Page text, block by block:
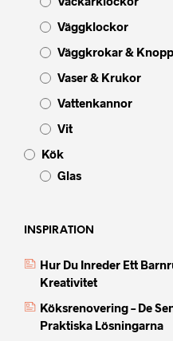
Väggklockor
Väggkrokar &
Vaser & Krukor
Vattenkannor
Vit
Kök
Glas
INSPIRATION
Hur Du Inreder Ett
Kreativitet
Köksrenovering – De
Praktiska Lösningarna